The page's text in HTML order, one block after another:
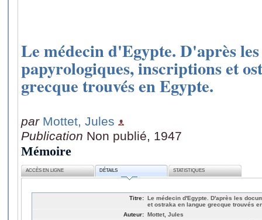
Le médecin d'Egypte. D'après
papyrologiques, inscriptions et
grecque trouvés en Egypte.
par Mottet, Jules
Publication Non publié, 1947
Mémoire
ACCÈS EN LIGNE DÉTAILS STATISTIQUES
Titre: Le médecin d'Egypte. D'après les
et ostraka en langue grecque trouvés
Auteur: Mottet, Jules